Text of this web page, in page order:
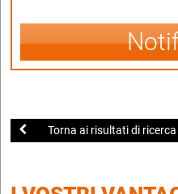
Torna ai risultati di ricerca